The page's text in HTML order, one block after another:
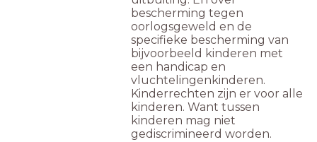
bescherming tegen
oorlogsgeweld en de
specifieke bescherming van
bijvoorbeeld kinderen met
een handicap en
vluchtelingenkinderen.
Kinderrechten zijn er voor alle
kinderen. Want tussen
kinderen mag niet
gediscrimineerd worden.